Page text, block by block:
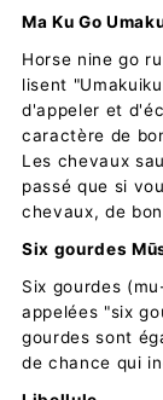
Ma Ku Go
Horse nine go
lisent
d'appeler et
caractère de
Les chevaux
passé que si
chevaux, de
Six gourdes
Six gourdes
appelées "six
gourdes sont
de chance qui